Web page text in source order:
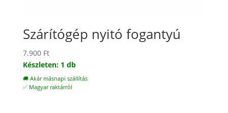
Szárítógép nyitó fogantyú
7.900 Ft
Készleten: 1 db
🚚 Akár másnapi szállítás
✅ Magyar raktárról